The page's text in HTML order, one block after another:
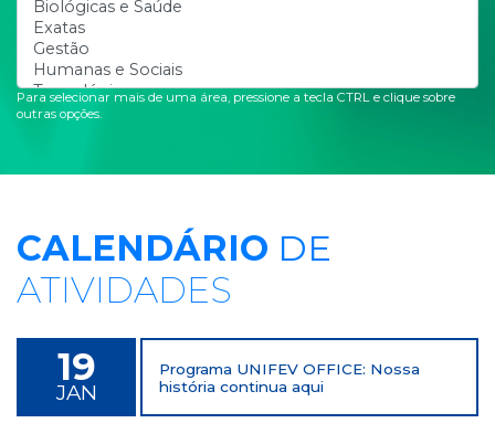
Para selecionar mais de uma área, pressione a tecla CTRL e clique sobre
outras opções.
CALENDÁRIO DE
ATIVIDADES
19
JAN
Programa UNIFEV OFFICE: Nossa
história continua aqui